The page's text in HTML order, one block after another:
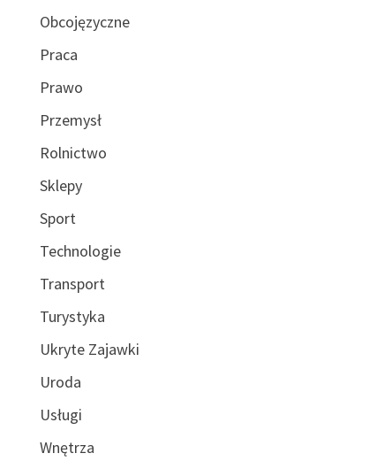
Obcojęzyczne
Praca
Prawo
Przemysł
Rolnictwo
Sklepy
Sport
Technologie
Transport
Turystyka
Ukryte Zajawki
Uroda
Usługi
Wnętrza